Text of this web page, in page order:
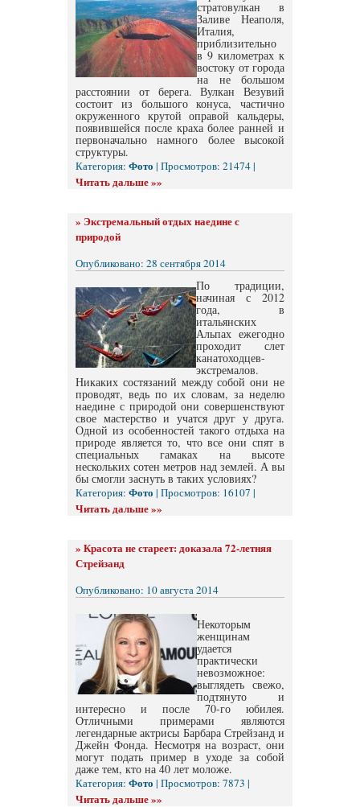
стратовулкан в
Заливе Неаполя,
Италия,
приблизительно
в 9 километрах к
востоку от города
на не большом
расстоянии от берега. Вулкан Везувий
состоит из большого конуса, частично
окруженного крутой оправой кальдеры,
появившейся после краха более ранней и
первоначально намного более высокой
структуры.
Категория: Фото | Просмотров: 21474 |
Читать дальше »»
» Экстремальный отдых наедине с
природой
Опубликовано: 28 сентября 2014
По традиции,
начиная с 2012
года, в
итальянских
Альпах ежегодно
проходит слет
канатоходцев-
экстремалов.
Никаких состязаний между собой они не
проводят, ведь по их словам, за неделю
наедине с природой они совершенствуют
свое мастерство и учатся друг у друга.
Одной из особенностей такого отдыха на
природе является то, что все они спят в
специальных гамаках на высоте
нескольких сотен метров над землей. А вы
бы смогли заснуть в таких условиях?
Категория: Фото | Просмотров: 16107 |
Читать дальше »»
» Красота не стареет: доказала 72-летняя
Стрейзанд
Опубликовано: 10 августа 2014
Некоторым
женщинам
удается
практически
невозможное:
выглядеть свежо,
подтянуто и
интересно и после 70-го юбилея.
Отличными примерами являются
легендарные актрисы Барбара Стрейзанд и
Джейн Фонда. Несмотря на возраст, они
могут подать пример в уходе за собой
даже тем, кто на 40 лет моложе.
Категория: Фото | Просмотров: 7873 |
Читать дальше »»